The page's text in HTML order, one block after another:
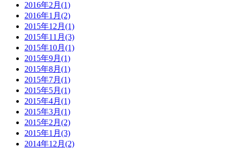
2016年2月(1)
2016年1月(2)
2015年12月(1)
2015年11月(3)
2015年10月(1)
2015年9月(1)
2015年8月(1)
2015年7月(1)
2015年5月(1)
2015年4月(1)
2015年3月(1)
2015年2月(2)
2015年1月(3)
2014年12月(2)